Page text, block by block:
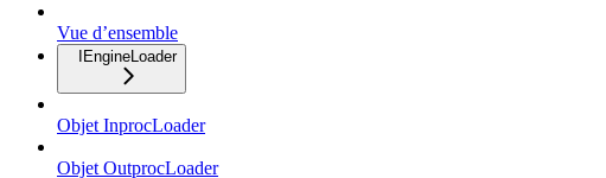
Vue d’ensemble
IEngineLoader
Objet InprocLoader
Objet OutprocLoader